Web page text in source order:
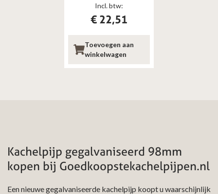
Incl. btw:
€ 22,51
Toevoegen aan
winkelwagen
Kachelpijp gegalvaniseerd 98mm
kopen bij Goedkoopstekachelpijpen.nl
Een nieuwe gegalvaniseerde kachelpijp koopt u waarschijnlijk